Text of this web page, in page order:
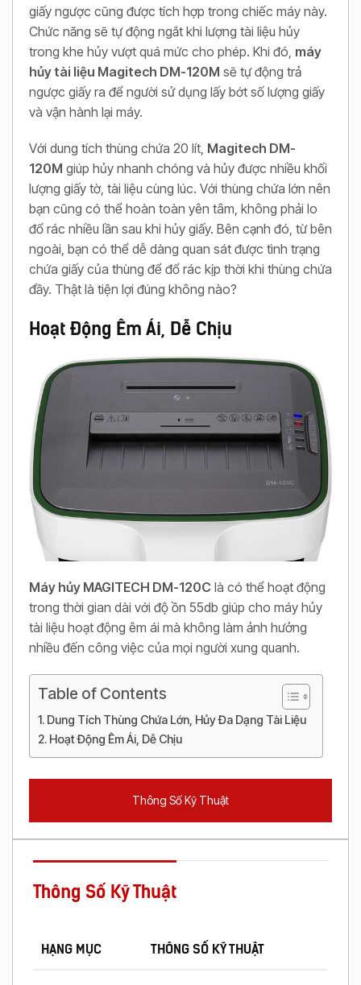
Thông Số Kỹ Thuật
giấy ngược cũng được tích hợp trong chiếc máy này.
Chức năng sẽ tự động ngắt khi lượng tài liệu hủy
trong khe hủy vượt quá mức cho phép. Khi đó, máy
hủy tài liệu Magitech DM-120M sẽ tự động trả
ngược giấy ra để người sử dụng lấy bớt số lượng giấy
và vận hành lại máy.
Với dung tích thùng chứa 20 lít, Magitech DM-
120M giúp hủy nhanh chóng và hủy được nhiều khối
lượng giấy tờ, tài liệu cùng lúc. Với thùng chứa lớn nên
bạn cũng có thể hoàn toàn yên tâm, không phải lo
đổ rác nhiều lần sau khi hủy giấy. Bên cạnh đó, từ bên
ngoài, bạn có thể dễ dàng quan sát được tình trạng
chứa giấy của thùng để đổ rác kịp thời khi thùng chứa
đầy. Thật là tiện lợi đúng không nào?
Hoạt Động Êm Ái, Dễ Chịu
Máy hủy MAGITECH DM-120C là có thể hoạt động
trong thời gian dài với độ ồn 55db giúp cho máy hủy
tài liệu hoạt động êm ái mà không làm ảnh hưởng
nhiều đến công việc của mọi người xung quanh.
Table of Contents
Dung Tích Thùng Chứa Lớn, Hủy Đa Dạng Tài Liệu
Hoạt Động Êm Ái, Dễ Chịu
Thông Số Kỹ Thuật
HẠNG MỤC THÔNG SỐ KỸ THUẬT